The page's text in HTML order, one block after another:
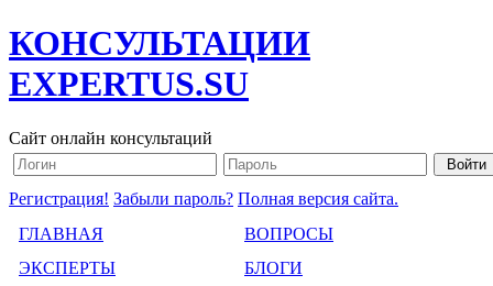
КОНСУЛЬТАЦИИ
EXPERTUS.SU
Сайт онлайн консультаций
Регистрация! Забыли пароль? Полная версия сайта.
ГЛАВНАЯ
ВОПРОСЫ
ЭКСПЕРТЫ
БЛОГИ